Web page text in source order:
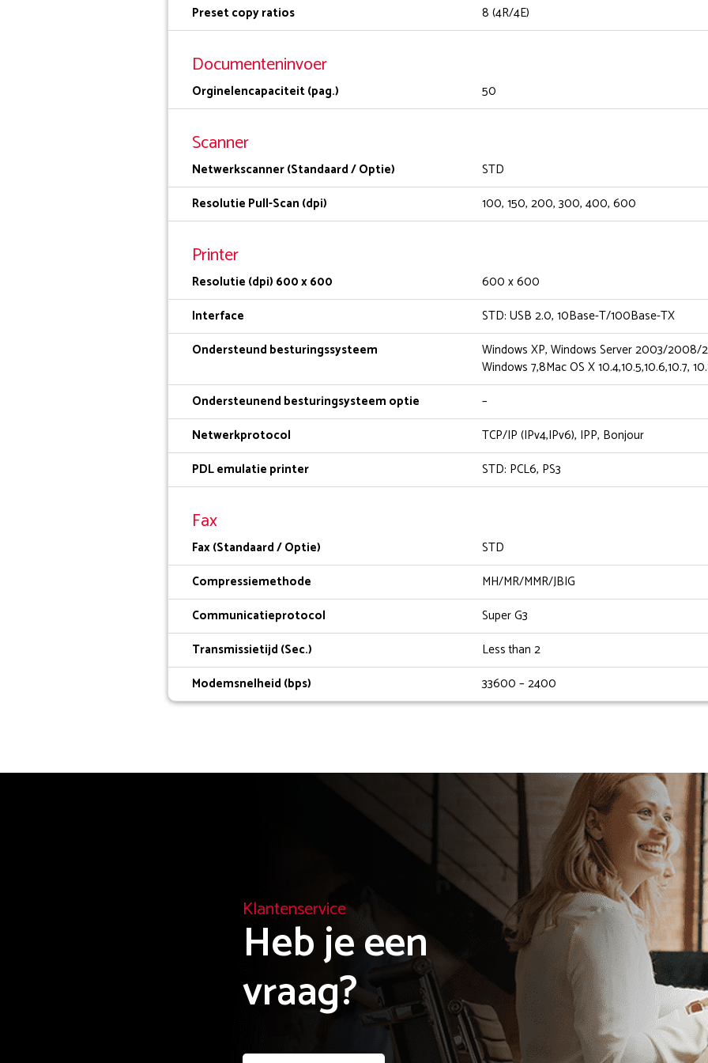
Preset copy ratios 8 (4R/4E)
Documenteninvoer
Orginelencapaciteit (pag.) 50
Scanner
Netwerkscanner (Standaard / Optie)
STD
Resolutie Pull-Scan (dpi)
100, 150, 200, 300, 400, 600
Printer
Resolutie (dpi) 600 x 600
600 x 600
Interface
STD: USB 2.0, 10Base-T/100Base-TX
Ondersteund besturingssysteem
Windows XP, Windows Server 2003/2008/
Windows 7,8Mac OS X 10.4,10.5,10.6,10.7,
Ondersteunend besturingsysteem optie
–
Netwerkprotocol
TCP/IP (IPv4,IPv6), IPP, Bonjour
PDL emulatie printer
STD: PCL6, PS3
Fax
Fax (Standaard / Optie)
STD
Compressiemethode
MH/MR/MMR/JBIG
Communicatieprotocol
Super G3
Transmissietijd (Sec.)
Less than 2
Modemsnelheid (bps)
33600 – 2400
Klantenservice
Heb je een
vraag?